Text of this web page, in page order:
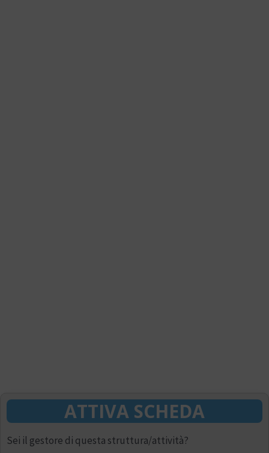
ATTIVA SCHEDA
Sei il gestore di questa struttura/attività?